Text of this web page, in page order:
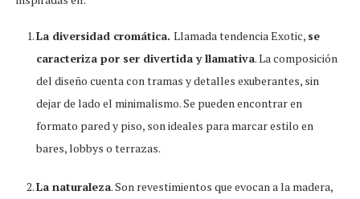
La diversidad cromática. Llamada tendencia Exotic, se
caracteriza por ser divertida y llamativa. La composición
del diseño cuenta con tramas y detalles exuberantes, sin
dejar de lado el minimalismo. Se pueden encontrar en
formato pared y piso, son ideales para marcar estilo en
bares, lobbys o terrazas.
La naturaleza. Son revestimientos que evocan a la madera,